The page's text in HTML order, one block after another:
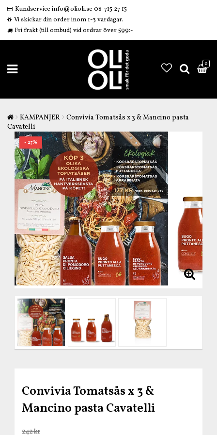
Kundservice info@olioli.se 08-715 27 15
Vi skickar din order inom 1-3 vardagar.
Fri frakt (till ombud) vid ordrar över 599:-
0
KAMPANJER
Convivia Tomatsås x 3 & Mancino pasta
Cavatelli
- 27%
Convivia Tomatsås x 3 &
Mancino pasta Cavatelli
242 kr